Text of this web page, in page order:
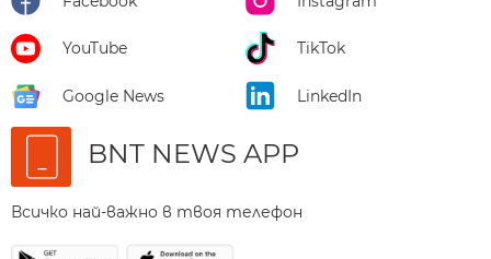
YouTube TikTok
Google News LinkedIn
BNT NEWS APP
Всичко най-важно в твоя телефон